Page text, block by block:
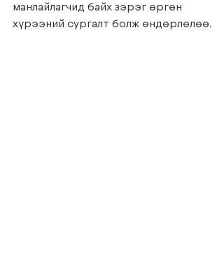
манлайлагчид байх зэрэг өргөн
хүрээний сургалт болж өндөрлөлөө.